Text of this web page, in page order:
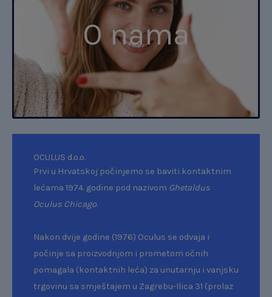
O nama
OCULUS d.o.o.
Prvi u Hrvatskoj počinjemo se baviti kontaktnim
lećama 1974. godine pod nazivom Ghetaldus
Oculus Chicago.
Nakon dvije godine (1976) Oculus se odvaja i
počinje sa proizvodnjom i prometom očnih
pomagala (kontaktnih leća) za unutarnju i vanjsku
trgovinu sa smještajem u Zagrebu-Ilica 31 (prolaz